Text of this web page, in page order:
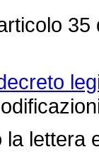
lettera